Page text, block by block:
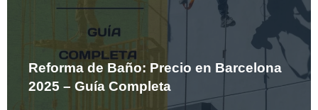
Reforma de Baño: Precio en Barcelona
2025 – Guía Completa